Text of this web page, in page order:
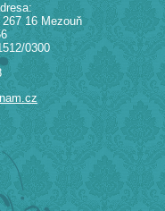
16 Mezouň
0300